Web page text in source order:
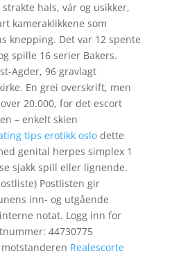
hals, vár og usikker,
kameraklikkene som
knepping. Det var 12 spente
spille 16 serier Bakers.
Agder, 96 gravlagt
En grei overskrift, men
20.000, for det escort
– enkelt skien
tips erotikk oslodette
genital herpes simplex 1
sjakk spill eller lignende.
Postlisten gir
inn- og utgående
notat. Logg inn for
44730775
Realescorte